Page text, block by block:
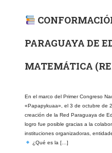
PARAGUAYA DE
MATEMÁTICA
En el marco del Primer Congreso
«Papapykuaa», el 3 de octubre de
creación de la Red Paraguaya de
logro fue posible gracias a la
instituciones organizadoras,
¿Qué es la […]